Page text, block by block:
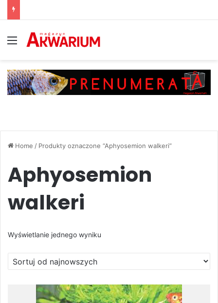
Menu
Home / Produkty oznaczone “Aphyosemion walkeri”
Aphyosemion
walkeri
Wyświetlanie jednego wyniku